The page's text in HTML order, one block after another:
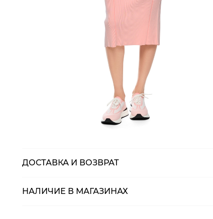
ДОСТАВКА И ВОЗВРАТ
НАЛИЧИЕ В МАГАЗИНАХ